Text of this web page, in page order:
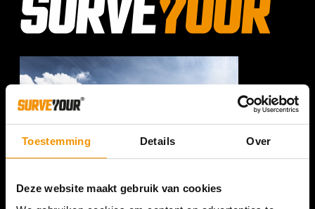
Toestemming Details Over
Deze website maakt gebruik van cookies